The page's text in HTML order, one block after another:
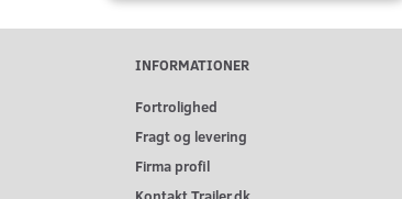
INFORMATIONER
Fortrolighed
Fragt og levering
Firma profil